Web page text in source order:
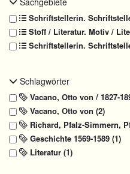
Schriftstellerin.
Stoff / Literatur. Motiv /
Schriftstellerin.
Schlagwörter
Vacano, Otto von / 1827-
Vacano, Otto von (2)
Richard, Pfalz-Simmern,
Geschichte 1569-1589 (1)
Literatur (1)